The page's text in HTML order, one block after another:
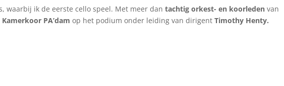
waarbij ik de eerste cello speel. Met meer dantachtig orkest- en koorleden van
Kamerkoor PA’dam op het podium onder leiding van dirigentTimothy Henty.